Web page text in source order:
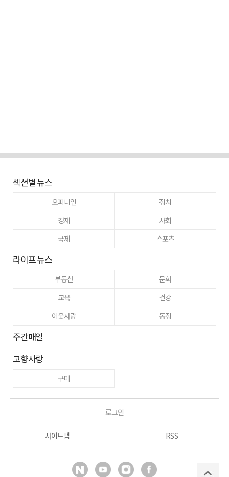
섹션별 뉴스
오피니언
정치
경제
사회
국제
스포츠
라이프 뉴스
부동산
문화
교육
건강
이웃사랑
동정
주간매일
고향사랑
구미
로그인
사이트맵 RSS